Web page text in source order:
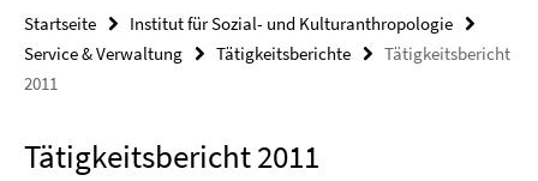
Startseite
Institut für Sozial- und Kulturanthropologie
Service & Verwaltung
Tätigkeitsberichte
Tätigkeitsbericht
2011
Tätigkeitsbericht 2011